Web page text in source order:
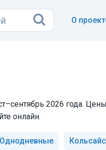
О
2026 года.
онлайн.
Однодневные